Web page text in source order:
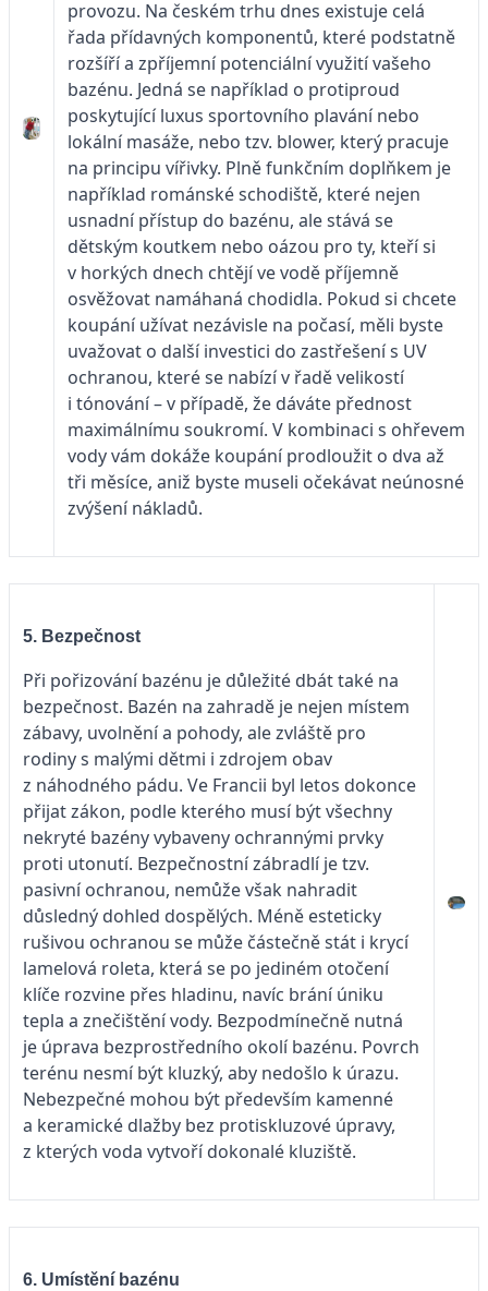
provozu. Na českém trhu dnes existuje celá
řada přídavných komponentů, které podstatně
rozšíří a zpříjemní potenciální využití vašeho
bazénu. Jedná se například o protiproud
poskytující luxus sportovního plavání nebo
lokální masáže, nebo tzv. blower, který pracuje
na principu vířivky. Plně funkčním doplňkem je
například románské schodiště, které nejen
usnadní přístup do bazénu, ale stává se
dětským koutkem nebo oázou pro ty, kteří si
v horkých dnech chtějí ve vodě příjemně
osvěžovat namáhaná chodidla. Pokud si chcete
koupání užívat nezávisle na počasí, měli byste
uvažovat o další investici do zastřešení s UV
ochranou, které se nabízí v řadě velikostí
i tónování – v případě, že dáváte přednost
maximálnímu soukromí. V kombinaci s ohřevem
vody vám dokáže koupání prodloužit o dva až
tři měsíce, aniž byste museli očekávat neúnosné
zvýšení nákladů.
5. Bezpečnost
Při pořizování bazénu je důležité dbát také na
bezpečnost. Bazén na zahradě je nejen místem
zábavy, uvolnění a pohody, ale zvláště pro
rodiny s malými dětmi i zdrojem obav
z náhodného pádu. Ve Francii byl letos dokonce
přijat zákon, podle kterého musí být všechny
nekryté bazény vybaveny ochrannými prvky
proti utonutí. Bezpečnostní zábradlí je tzv.
pasivní ochranou, nemůže však nahradit
důsledný dohled dospělých. Méně esteticky
rušivou ochranou se může částečně stát i krycí
lamelová roleta, která se po jediném otočení
klíče rozvine přes hladinu, navíc brání úniku
tepla a znečištění vody. Bezpodmínečně nutná
je úprava bezprostředního okolí bazénu. Povrch
terénu nesmí být kluzký, aby nedošlo k úrazu.
Nebezpečné mohou být především kamenné
a keramické dlažby bez protiskluzové úpravy,
z kterých vo­da vytvoří dokonalé kluziště.
6. Umístění bazénu